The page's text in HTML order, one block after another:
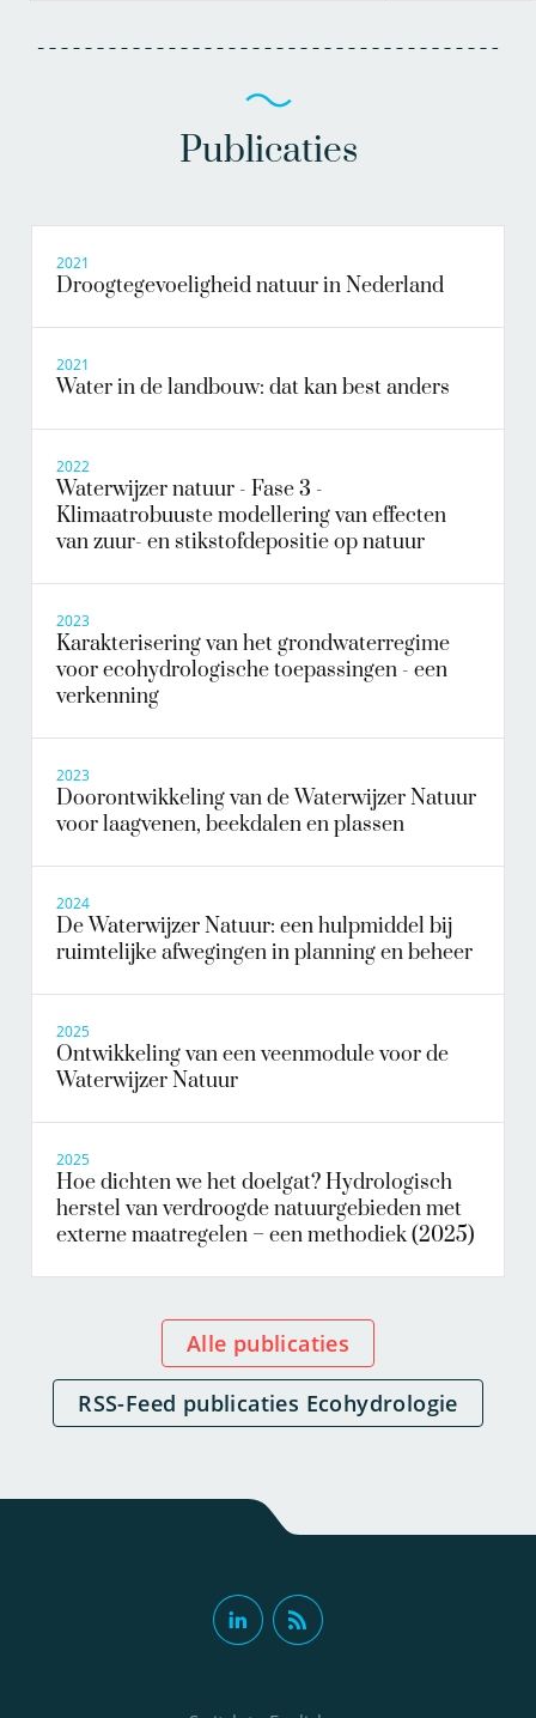
Publicaties
2021
Droogtegevoeligheid natuur in Nederland
2021
Water in de landbouw: dat kan best anders
2022
Waterwijzer natuur - Fase 3 -
Klimaatrobuuste modellering van effecten
van zuur- en stikstofdepositie op natuur
2023
Karakterisering van het grondwaterregime
voor ecohydrologische toepassingen - een
verkenning
2023
Doorontwikkeling van de Waterwijzer Natuur
voor laagvenen, beekdalen en plassen
2024
De Waterwijzer Natuur: een hulpmiddel bij
ruimtelijke afwegingen in planning en beheer
2025
Ontwikkeling van een veenmodule voor de
Waterwijzer Natuur
2025
Hoe dichten we het doelgat? Hydrologisch
herstel van verdroogde natuurgebieden met
externe maatregelen – een methodiek (2025)
Alle publicaties
RSS-Feed publicaties Ecohydrologie